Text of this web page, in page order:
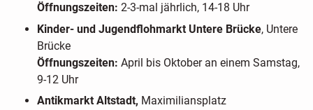
Öffnungszeiten: 2-3-mal jährlich, 14-18 Uhr
Kinder- und Jugendflohmarkt Untere Brücke, Untere
Brücke
Öffnungszeiten: April bis Oktober an einem Samstag,
9-12 Uhr
Antikmarkt Altstadt, Maximiliansplatz